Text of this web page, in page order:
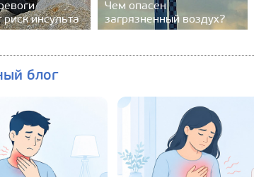
инсульта
Чем опасен
загрязненный воздух?
блог